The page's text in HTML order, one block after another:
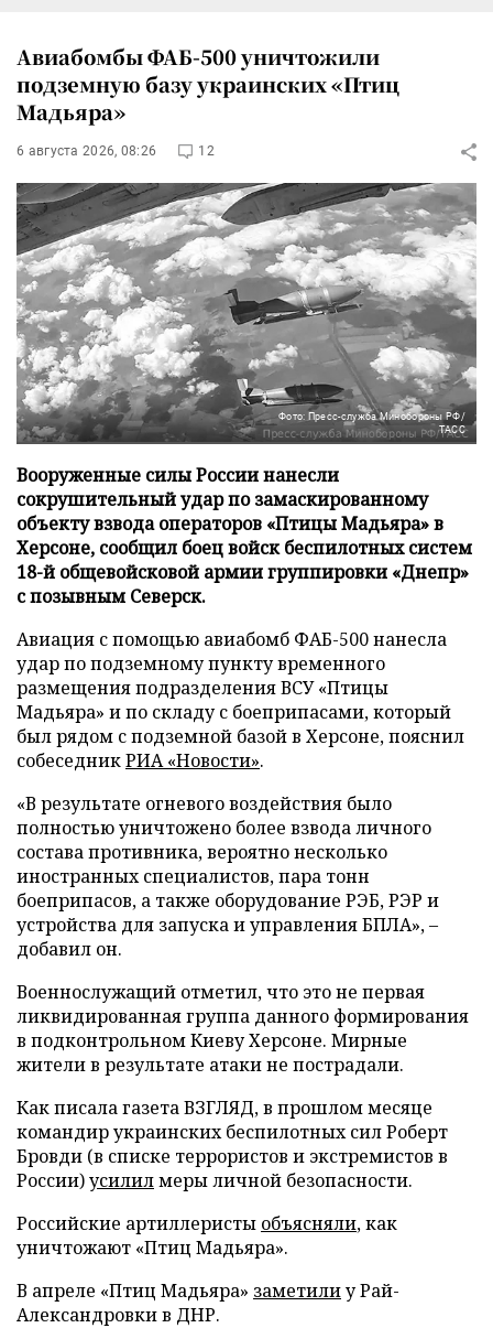
Авиабомбы ФАБ-500 уничтожили
подземную базу украинских «Птиц
Мадьяра»
6 августа 2026, 08:26 12
Фото: Пресс-служба Минобороны РФ/
ТАСС
Вооруженные силы России нанесли
сокрушительный удар по замаскированному
объекту взвода операторов «Птицы Мадьяра» в
Херсоне, сообщил боец войск беспилотных систем
18-й общевойсковой армии группировки «Днепр»
с позывным Северск.
Авиация с помощью авиабомб ФАБ-500 нанесла
удар по подземному пункту временного
размещения подразделения ВСУ «Птицы
Мадьяра» и по складу с боеприпасами, который
был рядом с подземной базой в Херсоне, пояснил
собеседникРИА «Новости».
«В результате огневого воздействия было
полностью уничтожено более взвода личного
состава противника, вероятно несколько
иностранных специалистов, пара тонн
боеприпасов, а также оборудование РЭБ, РЭР и
устройства для запуска и управления БПЛА», –
добавил он.
Военнослужащий отметил, что это не первая
ликвидированная группа данного формирования
в подконтрольном Киеву Херсоне. Мирные
жители в результате атаки не пострадали.
Как писала газета ВЗГЛЯД, в прошлом месяце
командир украинских беспилотных сил Роберт
Бровди (в списке террористов и экстремистов в
России)усилилмеры личной безопасности.
Российские артиллеристы объясняли, как
уничтожают «Птиц Мадьяра».
В апреле «Птиц Мадьяра» заметилиу Рай-
Александровки в ДНР.